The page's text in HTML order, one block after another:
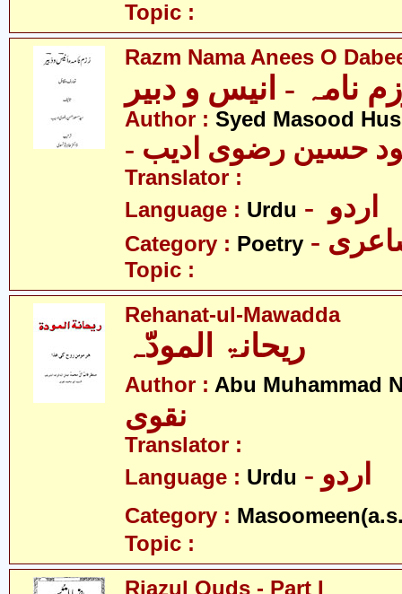
Topic :
Razm Nama Anees O
نامہ - انیس و دبیر
Author : Syed Masood
حسین رضوی ادیب
Translator :
Language : Urdu
Category : Poetry
Topic :
Rehanat-ul-Mawadda
ریحانۃ المودّہ
Author : Abu Muhammad
نقوی
Translator :
Language : Urdu - اردو
Category :
Topic :
Riazul Quds - Part I